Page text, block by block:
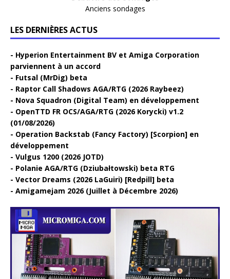
Anciens sondages
LES DERNIÈRES ACTUS
Hyperion Entertainment BV et Amiga Corporation
parviennent à un accord
Futsal (MrDig) beta
Raptor Call Shadows AGA/RTG (2026 Raybeez)
Nova Squadron (Digital Team) en développement
OpenTTD FR OCS/AGA/RTG (2026 Korycki) v1.2
(01/08/2026)
Operation Backstab (Fancy Factory) [Scorpion] en
développement
Vulgus 1200 (2026 JOTD)
Polanie AGA/RTG (Dziubałtowski) beta RTG
Vector Dreams (2026 LaGuiri) [Redpill] beta
Amigamejam 2026 (Juillet à Décembre 2026)